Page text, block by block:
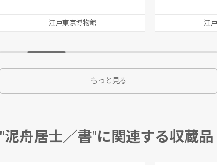
江戸東京博物館 江
もっと見る
"泥舟居士／書"に関連する収蔵品